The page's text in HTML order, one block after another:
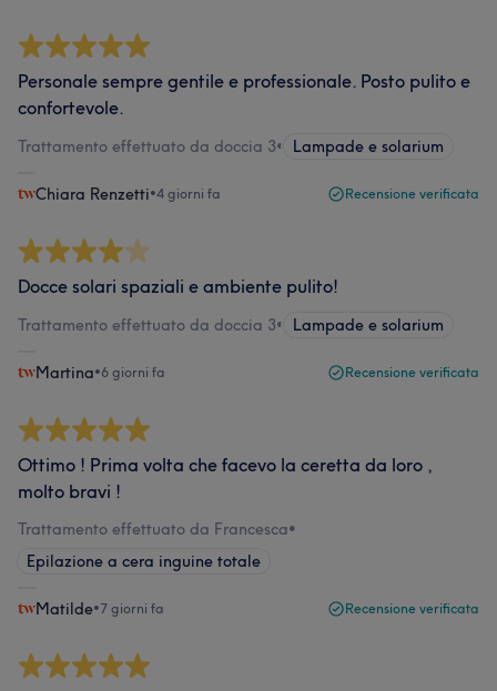
Personale sempre gentile e professionale. Posto pulito e
confortevole.
Trattamento effettuato da doccia 3• Lampade e solarium
Chiara Renzetti•4 giorni fa Recensione verificata
Docce solari spaziali e ambiente pulito!
Trattamento effettuato da doccia 3• Lampade e solarium
Martina•6 giorni fa Recensione verificata
Ottimo ! Prima volta che facevo la ceretta da loro ,
molto bravi !
Trattamento effettuato da Francesca•
Epilazione a cera inguine totale
Matilde•7 giorni fa Recensione verificata